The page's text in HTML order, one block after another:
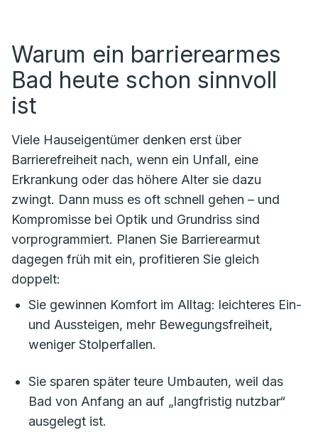
Warum ein barrierearmes
Bad heute schon sinnvoll
ist
Viele Hauseigentümer denken erst über
Barrierefreiheit nach, wenn ein Unfall, eine
Erkrankung oder das höhere Alter sie dazu
zwingt. Dann muss es oft schnell gehen – und
Kompromisse bei Optik und Grundriss sind
vorprogrammiert. Planen Sie Barrierearmut
dagegen früh mit ein, profitieren Sie gleich
doppelt:
Sie gewinnen Komfort im Alltag: leichteres Ein-
und Aussteigen, mehr Bewegungsfreiheit,
weniger Stolperfallen.
Sie sparen später teure Umbauten, weil das
Bad von Anfang an auf „langfristig nutzbar“
ausgelegt ist.